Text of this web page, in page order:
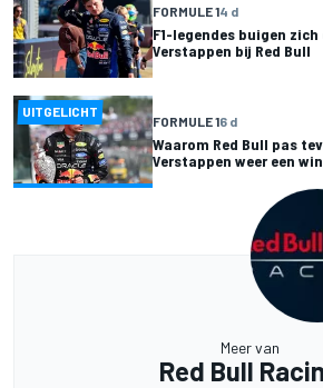
FORMULE 14 d
F1-legendes buigen
Verstappen bij Red Bull
UITGELICHT
FORMULE 16 d
Waarom Red Bull pas
Verstappen weer een
Meer van
Red Bull